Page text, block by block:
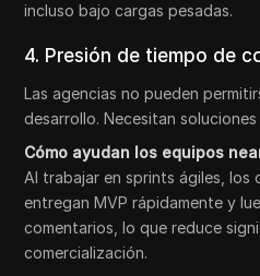
incluso bajo cargas pesadas.
4. Presión de tiempo de
Las agencias no pueden
desarrollo. Necesitan soluciones
Cómo ayudan los equipos
Al trabajar en sprints ágiles, los
entregan MVP rápidamente y
comentarios, lo que reduce
comercialización.